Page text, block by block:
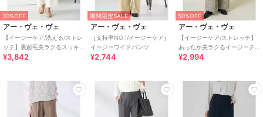
30%OFF
アー・ヴェ・ヴェ
【イージーケア/洗える/ストレ
ッチ】裏起毛美ラクるスッキ
リ見えワイドパンツ
¥3,842
期間限定SALE
アー・ヴェ・ヴェ
［支持率NO.1/イージーケア］
イージーワイドパンツ
¥2,744
50%OFF
アー・ヴェ・ヴェ
【イージーケア/ストレッチ】
あったか美ラクるイージーチ
ェックワイドパンツ
¥2,994